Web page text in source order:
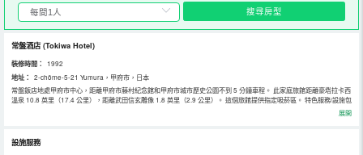
搜尋房型
常盤酒店(Tokiwa Hotel)
裝修時間： 1992
地址：
2-chōme-5-21 Yumura，甲府市，日本
常盤飯店地處甲府市中心，距離甲府市藤村紀念館和甲府市城市歷史公園不到 5 分鐘車程。 此家庭旅館距離豪塔拉卡西
溫泉 10.8 英里（17.4 公里），距離武田信玄雕像 1.8 英里（2.9 公里）。 這個旅館提供指定吸菸區。 特色服務/設施包
括24 小時前台服務、行李寄存和電梯。飯店提供免費自助停車。 有 50 間客房提供冰箱和平板電視；您定能在旅途中找
到家的舒適。提供免費無線網絡，方便您與朋友保持聯繫；衛星頻道可滿足您的娛樂需求。配備獨立的浴缸和淋浴的私
展開
設施服務